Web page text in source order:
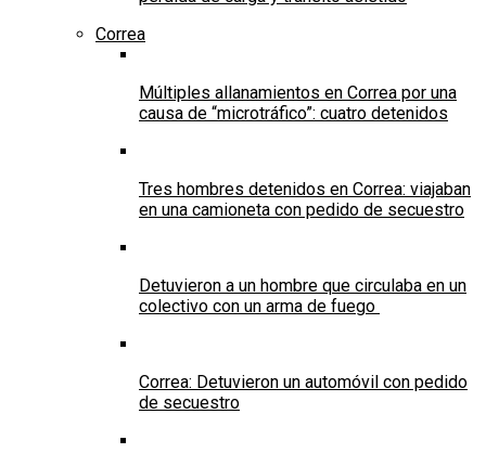
Correa
Múltiples allanamientos en Correa por una
causa de “microtráfico”: cuatro detenidos
Tres hombres detenidos en Correa: viajaban
en una camioneta con pedido de secuestro
Detuvieron a un hombre que circulaba en un
colectivo con un arma de fuego
Correa: Detuvieron un automóvil con pedido
de secuestro